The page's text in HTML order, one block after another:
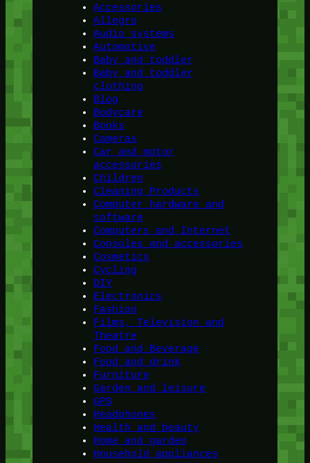
Accessories
Allegro
Audio systems
Automotive
Baby and toddler
Baby and toddler
clothing
Blog
Bodycare
Books
Cameras
Car and motor
accessories
Children
Cleaning Products
Computer hardware and
software
Computers and Internet
Consoles and accessories
Cosmetics
Cycling
DIY
Electronics
Fashion
Films, Television and
Theatre
Food and Beverage
Food and drink
Furniture
Garden and leisure
GPS
Headphones
Health and beauty
Home and garden
Household appliances